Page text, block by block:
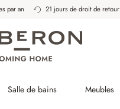
par an 21 jours de droit de retour
Salle de bains Meubles